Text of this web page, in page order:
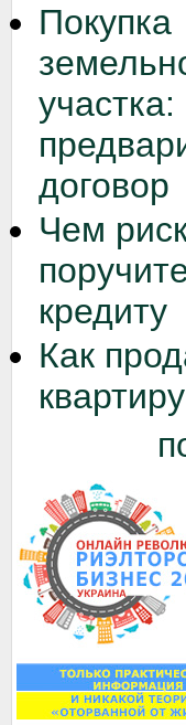
Покупка
участка:
договор
Чем
кредиту
Как